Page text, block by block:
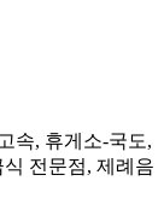
속, 휴게소-국도,
전문점, 제례음